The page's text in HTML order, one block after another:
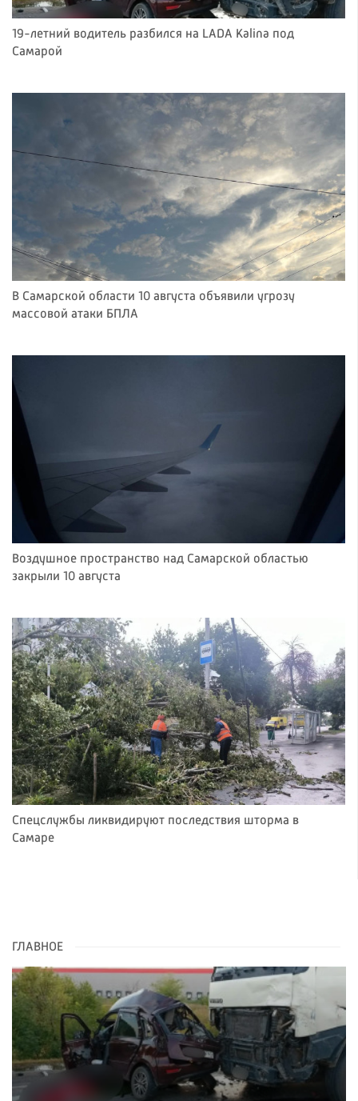
19-летний водитель разбился на LADA Kalina под
Самарой
В Самарской области 10 августа объявили угрозу
массовой атаки БПЛА
Воздушное пространство над Самарской областью
закрыли 10 августа
Спецслужбы ликвидируют последствия шторма в
Самаре
ГЛАВНОЕ